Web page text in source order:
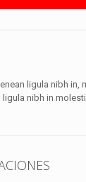
ligula nibh in,
nibh in